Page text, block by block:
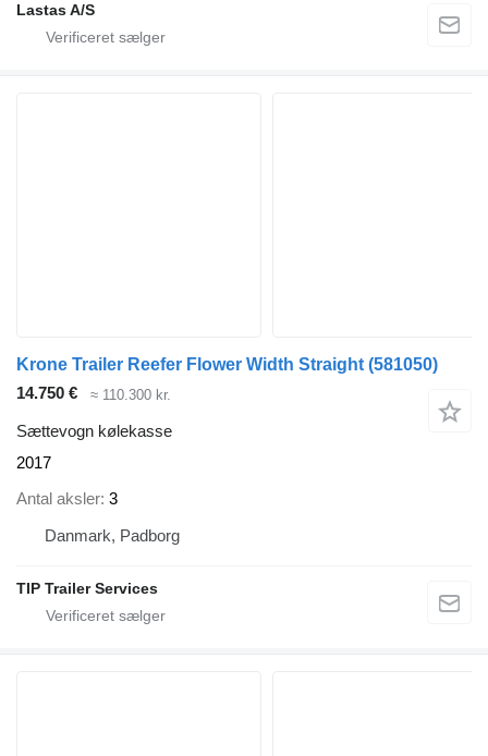
Lastas A/S
Krone Trailer Reefer Flower Width Straight (581050)
14.750 €
≈ 110.300 kr.
Sættevogn kølekasse
2017
Antal aksler 3
Danmark, Padborg
TIP Trailer Services